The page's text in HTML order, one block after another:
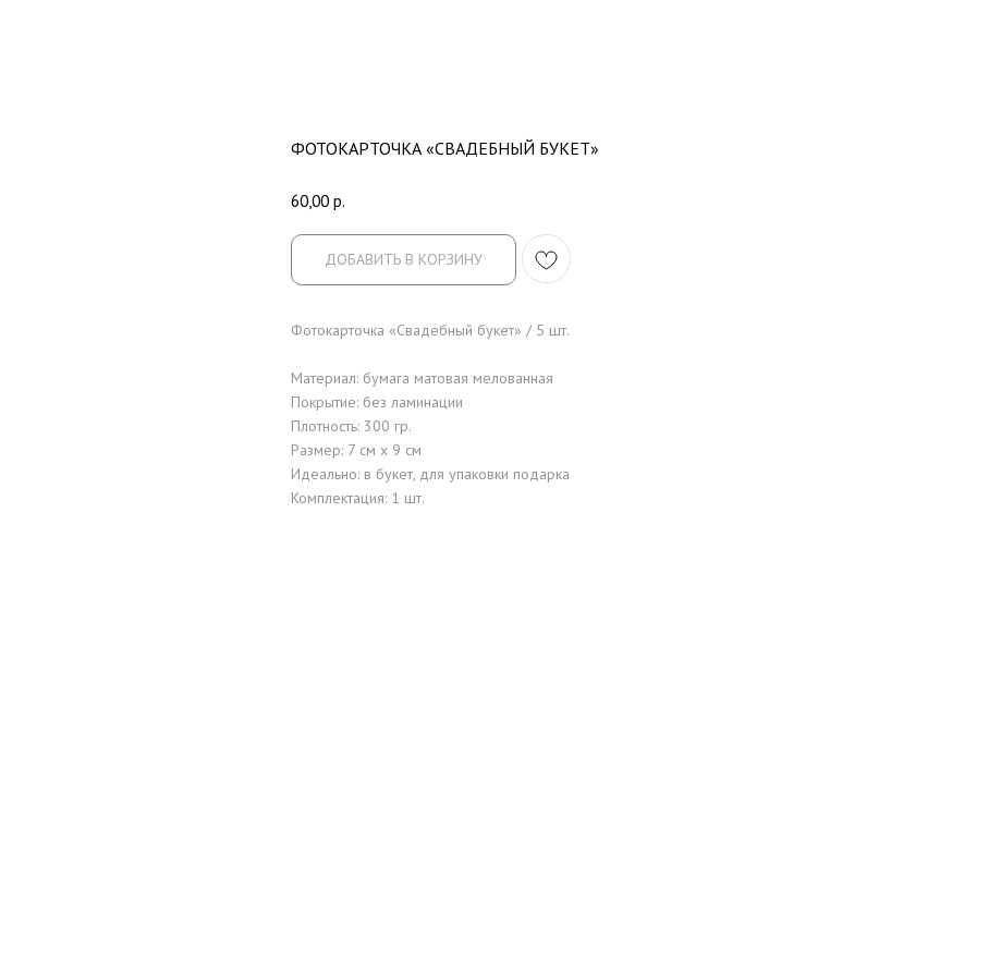
ФОТОКАРТОЧКА «СВАДЕБНЫЙ БУКЕТ»
60,00 р.
ДОБАВИТЬ В КОРЗИНУ
Фотокарточка «Свадебный букет» / 5 шт.
Материал: бумага матовая мелованная
Покрытие: без ламинации
Плотность: 300 гр.
Размер: 7 см x 9 см
Идеально: в букет, для упаковки подарка
Комплектация: 1 шт.